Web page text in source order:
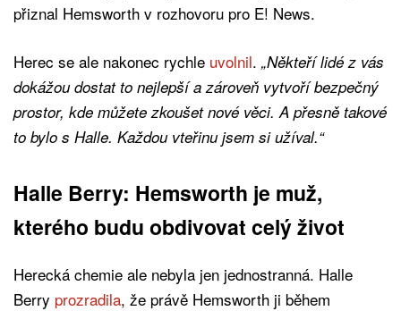
přiznal Hemsworth v rozhovoru pro E! News.
Herec se ale nakonec rychle uvolnil. „Někteří lidé z vás
dokážou dostat to nejlepší a zároveň vytvoří bezpečný
prostor, kde můžete zkoušet nové věci. A přesně takové
to bylo s Halle. Každou vteřinu jsem si užíval.“
Halle Berry: Hemsworth je muž,
kterého budu obdivovat celý život
Herecká chemie ale nebyla jen jednostranná. Halle
Berry prozradila, že právě Hemsworth ji během